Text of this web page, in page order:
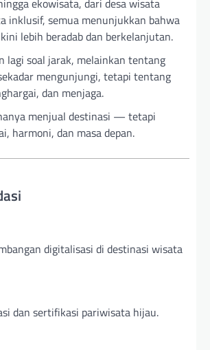
ekowisata, dari desa wisata
inklusif, semua menunjukkan bahwa
lebih beradab dan berkelanjutan.
lagi soal jarak, melainkan tentang
mengunjungi, tetapi tentang
dan menjaga.
menjual destinasi — tetapi
harmoni, dan masa depan.
digitalisasi di destinasi wisata
dan sertifikasi pariwisata hijau.